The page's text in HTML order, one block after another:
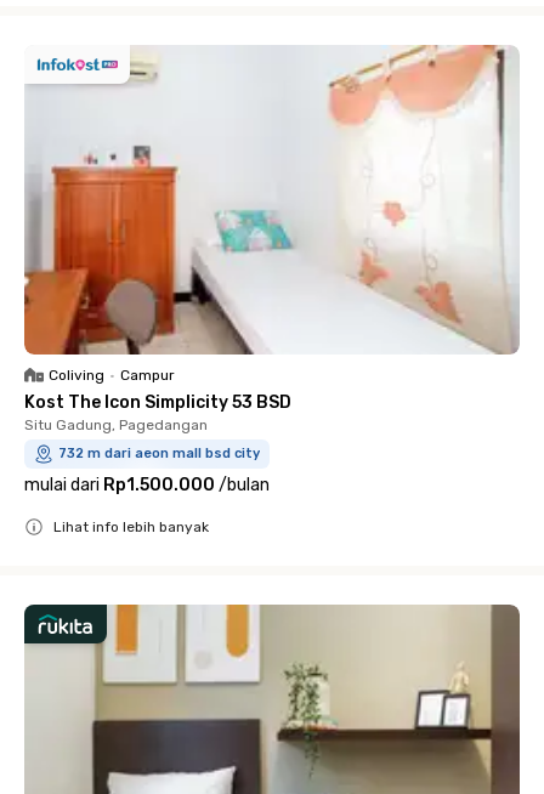
Coliving • Campur
Kost The Icon Simplicity 53 BSD
Situ Gadung, Pagedangan
732 m dari aeon mall bsd city
mulai dari Rp1.500.000 /bulan
Lihat info lebih banyak